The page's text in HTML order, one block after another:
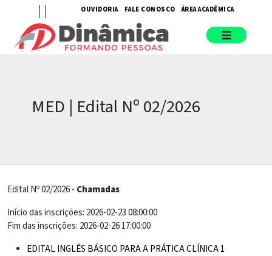
OUVIDORIA FALE CONOSCO ÁREA ACADÊMICA
MED | Edital Nº 02/2026
Edital Nº 02/2026 - Chamadas
Início das inscrições: 2026-02-23 08:00:00
Fim das inscrições: 2026-02-26 17:00:00
EDITAL INGLÊS BÁSICO PARA A PRÁTICA CLÍNICA 1